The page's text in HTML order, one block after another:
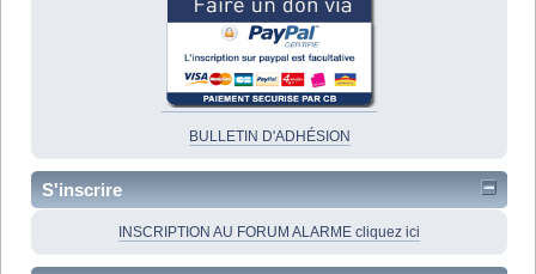
BULLETIN D'ADHÉSION
S'inscrire
INSCRIPTION AU FORUM ALARME cliquez ici